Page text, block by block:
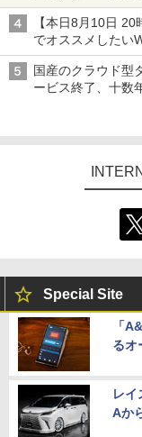
開始
【本日8月10日
でオススメしたい
水理史の「イニシ
国産のクラウド型
ービス終了、十数
Special Site
「
るオ
レイ
Aか